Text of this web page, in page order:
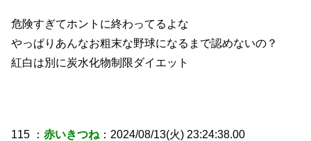
危険すぎてホントに終わってるよな
やっぱりあんなお粗末な野球になるまで認めないの？
紅白は別に炭水化物制限ダイエット
115 ：赤いきつね ：2024/08/13(火) 23:24:38.00